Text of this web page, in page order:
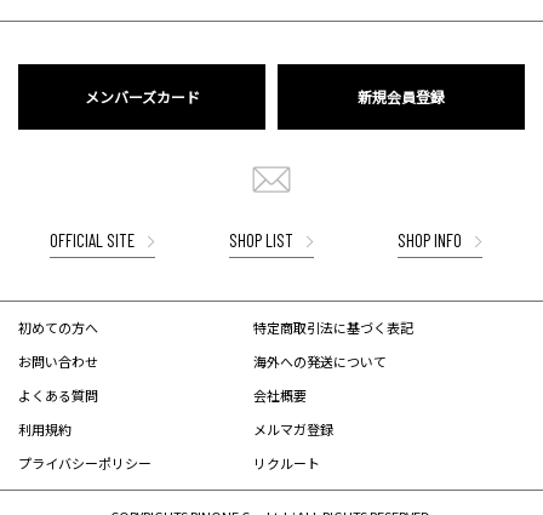
メンバーズカード 新規会員登録
OFFICIAL SITE SHOP LIST SHOP INFO
初めての方へ
お問い合わせ
よくある質問
利用規約
プライバシーポリシー
特定商取引法に基づく表記
海外への発送について
会社概要
メルマガ登録
リクルート